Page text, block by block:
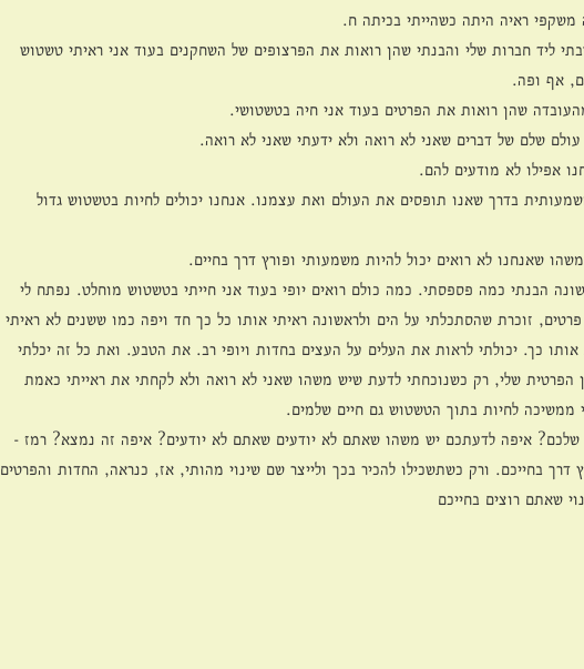
ראיה היתה כשהייתי בכיתה ח.
ליד חברות שלי והבנתי שהן רואות את הפרצופים של השחקנים בעוד אני ראיתי טשטוש
אף ופה.
שהן רואות את הפרטים בעוד אני חיה בטשטושי.
עולם שלם של דברים שאני לא רואה ולא ידעתי שאני לא רואה.
אפילו לא מודעים להם.
בדרך שאנו תופסים את העולם ואת עצמנו. אנחנו יכולים לחיות בטשטוש גדול
שאנחנו לא רואים יכול להיות משמעותי ופורץ דרך בחיים.
הבנתי כמה פספסתי. כמה כולם רואים יופי בעוד אני חייתי בטשטוש מוחלט. נפתח לי
זוכרת שהסתכלתי על הים ולראשונה ראיתי אותו כל כך חד ויפה כמו ששנים לא ראיתי
אותו כך. יכולתי לראות את העלים על העצים בחדות ויופי רב. את הטבע. ואת כל זה יכלתי
הפרטית שלי, רק כשנוכחתי לדעת שיש משהו שאני לא רואה ולא לקחתי את ראייתי כאמת
ממשיכה לחיות בתוך הטשטוש גם חיים שלמים.
שלכם? איפה לדעתכם יש משהו שאתם לא יודעים שאתם לא יודעים? איפה זה נמצא? רמז -
דרך בחייכם. ורק כשתשכילו להכיר בכך ולייצר שם שינוי מהותי, אז, כנראה, החדות והפרטים
שאתם רוצים בחייכם